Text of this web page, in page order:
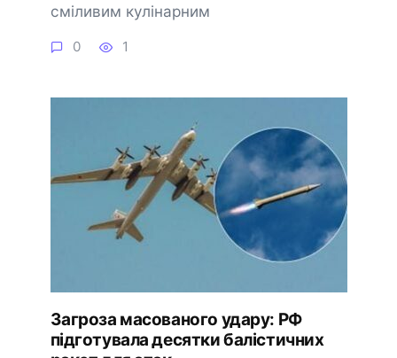
сміливим кулінарним
0 1
Загроза масованого удару: РФ
підготувала десятки балістичних